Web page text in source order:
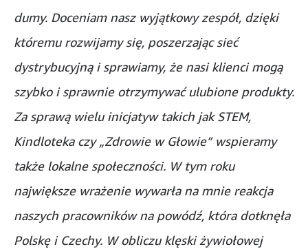
dumy. Doceniam nasz wyjątkowy zespół, dzięki
któremu rozwijamy się, poszerzając sieć
dystrybucyjną i sprawiamy, że nasi klienci mogą
szybko i sprawnie otrzymywać ulubione produkty.
Za sprawą wielu inicjatyw takich jak STEM,
Kindloteka czy „Zdrowie w Głowie” wspieramy
także lokalne społeczności. W tym roku
największe wrażenie wywarła na mnie reakcja
naszych pracowników na powódź, która dotknęła
Polskę i Czechy. W obliczu klęski żywiołowej